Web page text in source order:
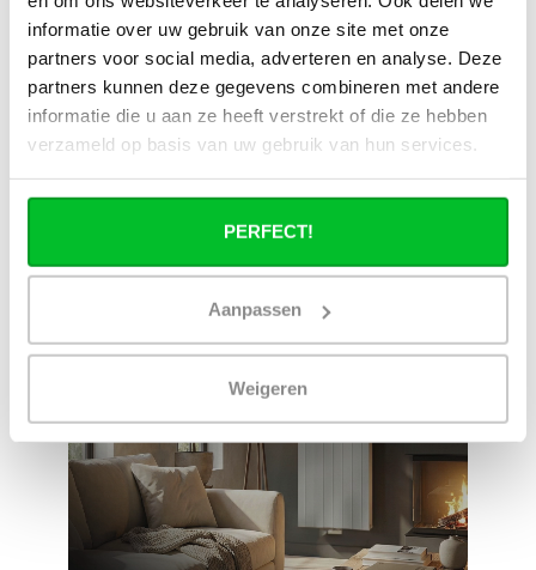
informatie over uw gebruik van onze site met onze
partners voor social media, adverteren en analyse. Deze
partners kunnen deze gegevens combineren met andere
informatie die u aan ze heeft verstrekt of die ze hebben
verzameld op basis van uw gebruik van hun services.
PERFECT!
Aanpassen
Weigeren
notre propre stock
Pas bon = remboursé
Venez vous chercher en
magasin ?
Nous sommes ouverts 6
jours par semaine.
Livraison rapide aux
Pays-Bas et en Belgique
Geen onverwachte
kosten achteraf